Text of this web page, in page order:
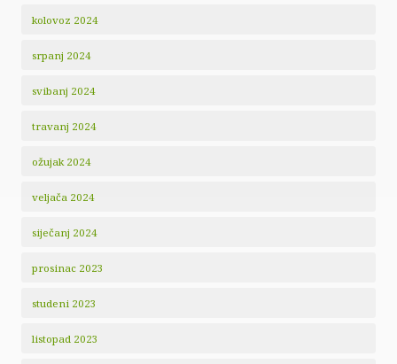
kolovoz 2024
srpanj 2024
svibanj 2024
travanj 2024
ožujak 2024
veljača 2024
siječanj 2024
prosinac 2023
studeni 2023
listopad 2023